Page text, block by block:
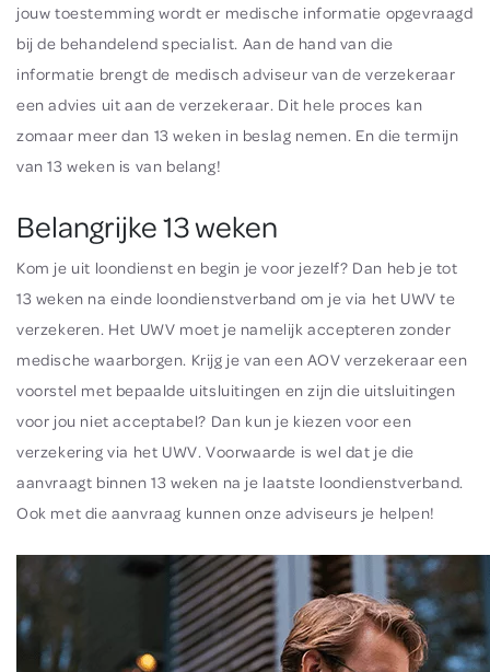
jouw toestemming wordt er medische informatie opgevraagd
bij de behandelend specialist. Aan de hand van die
informatie brengt de medisch adviseur van de verzekeraar
een advies uit aan de verzekeraar. Dit hele proces kan
zomaar meer dan 13 weken in beslag nemen. En die termijn
van 13 weken is van belang!
Belangrijke 13 weken
Kom je uit loondienst en begin je voor jezelf? Dan heb je tot
13 weken na einde loondienstverband om je via het UWV te
verzekeren. Het UWV moet je namelijk accepteren zonder
medische waarborgen. Krijg je van een AOV verzekeraar een
voorstel met bepaalde uitsluitingen en zijn die uitsluitingen
voor jou niet acceptabel? Dan kun je kiezen voor een
verzekering via het UWV. Voorwaarde is wel dat je die
aanvraagt binnen 13 weken na je laatste loondienstverband.
Ook met die aanvraag kunnen onze adviseurs je helpen!